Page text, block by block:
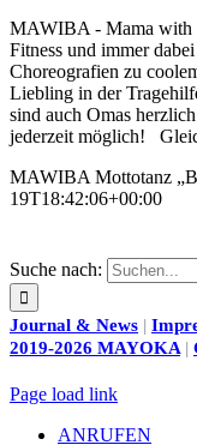
MAWIBA - Mama with
Fitness und immer
Choreografien zu
Liebling in der
sind auch Omas
jederzeit möglich!
MAWIBA Mottotanz
19T18:42:06+00:00
Suche nach:
Journal & News |
2019-2026 MAYOKA |
Page load link
ANRUFEN